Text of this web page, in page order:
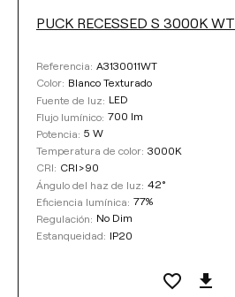
PUCK RECESSED S 3000K WT
Referencia: A3130011WT
Color: Blanco Texturado
Fuente de luz: LED
Flujo lumínico: 700 lm
Potencia: 5 W
Temperatura de color: 3000K
CRI: CRI>90
Ángulo del haz de luz: 42°
Eficiencia lumínica: 77%
Regulación: No Dim
Estanqueidad: IP20